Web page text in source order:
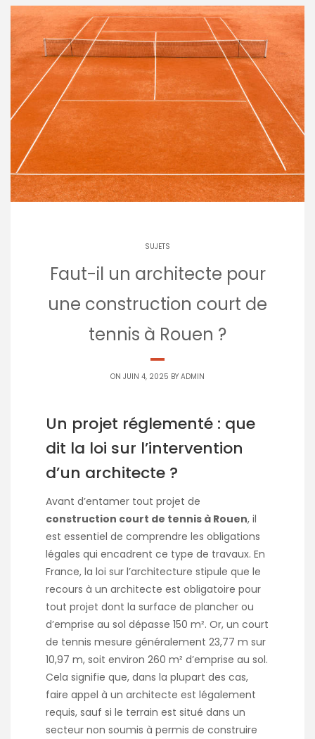
SUJETS
Faut-il un architecte pour
une construction court de
tennis à Rouen ?
ON JUIN 4, 2025 BY ADMIN
Un projet réglementé : que
dit la loi sur l’intervention
d’un architecte ?
Avant d’entamer tout projet de
construction court de tennis à Rouen, il
est essentiel de comprendre les obligations
légales qui encadrent ce type de travaux. En
France, la loi sur l’architecture stipule que le
recours à un architecte est obligatoire pour
tout projet dont la surface de plancher ou
d’emprise au sol dépasse 150 m². Or, un court
de tennis mesure généralement 23,77 m sur
10,97 m, soit environ 260 m² d’emprise au sol.
Cela signifie que, dans la plupart des cas,
faire appel à un architecte est légalement
requis, sauf si le terrain est situé dans un
secteur non soumis à permis de construire